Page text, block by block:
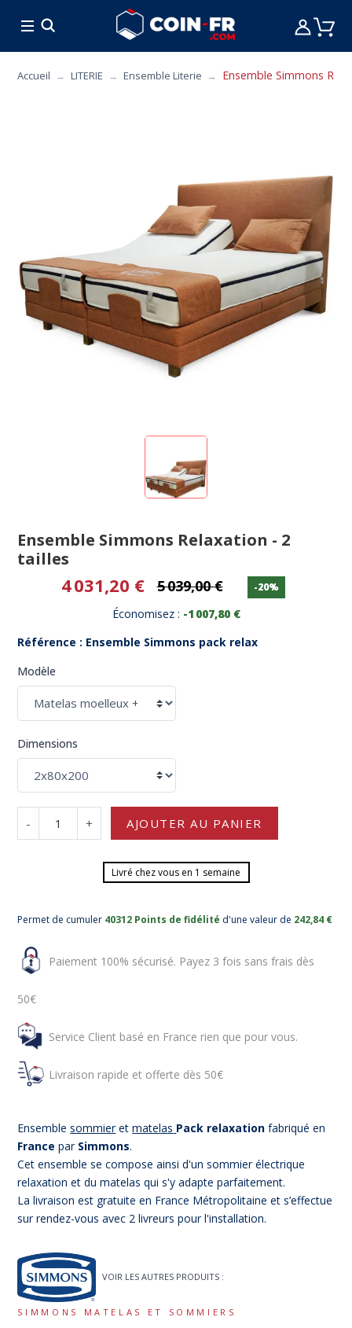
CUISINE MOBILIER
Accueil LITERIE Ensemble Literie Ensemble Simmons
Ensemble Simmons Relaxation - 2
tailles
4 031,20 € 5 039,00 € -20%
Économisez : -1 007,80 €
Référence : Ensemble Simmons pack relax
Modèle
Dimensions
- + AJOUTER AU PANIER
Livré chez vous en 1 semaine
Permet de cumuler 40312 Points de fidélité d'une valeur de 242,84 €
Paiement 100% sécurisé. Payez 3 fois sans frais dès
50€
Service Client basé en France rien que pour vous.
Livraison rapide et offerte dès 50€
Ensemblesommieretmatelas Pack relaxation fabriqué en
France par Simmons.
Cet ensemble se compose ainsi d'un sommier électrique
relaxation et du matelas qui s'y adapte parfaitement.
La livraison est gratuite en France Métropolitaine et s’effectue
sur rendez-vous avec 2 livreurs pour l'installation.
VOIR LES AUTRES PRODUITS :
SIMMONS MATELAS ET SOMMIERS